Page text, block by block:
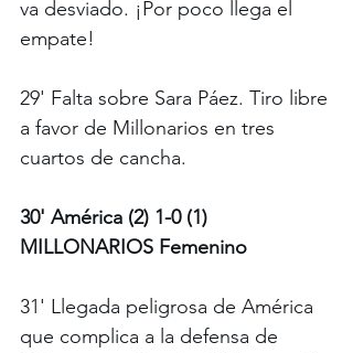
va desviado. ¡Por poco llega el
empate!
29' Falta sobre Sara Páez. Tiro libre
a favor de Millonarios en tres
cuartos de cancha.
30' América (2) 1-0 (1)
MILLONARIOS Femenino
31' Llegada peligrosa de América
que complica a la defensa de